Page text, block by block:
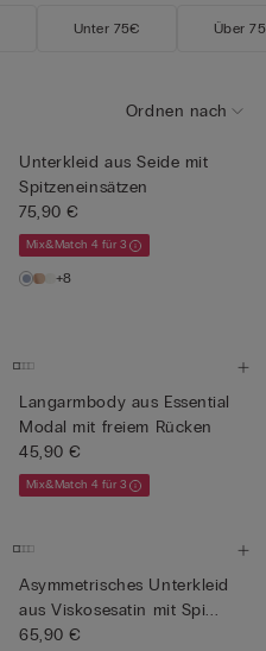
Unter 75€ Über
Ordnen nach
Unterkleid aus Seide mit
Spitzeneinsätzen
75,90 €
Mix&Match 4 für 3
+8
Langarmbody aus Essential
Modal mit freiem Rücken
45,90 €
Mix&Match 4 für 3
Asymmetrisches Unterkleid
aus Viskosesatin mit Spi...
65,90 €